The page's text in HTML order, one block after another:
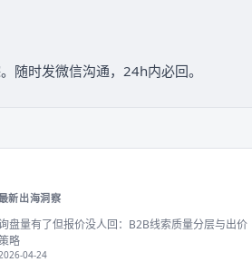
随时发微信沟通，24h内必回。
新出海洞察
盘量有了但报价没人回：B2B线索质量分层与出价
略
2026-04-24